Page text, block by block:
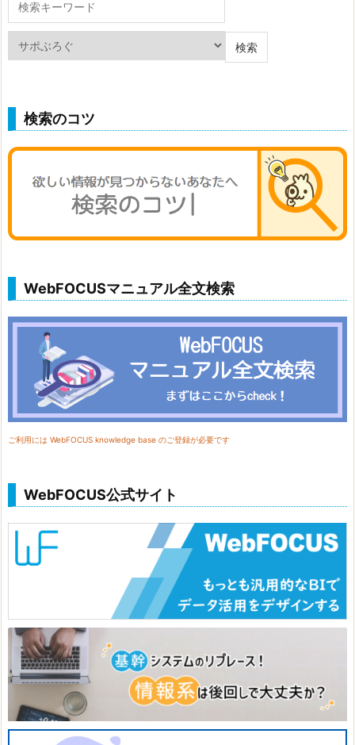
検索のコツ
WebFOCUSマニュアル全文検索
ご利用には WebFOCUS knowledge base のご登録が必要です
WebFOCUS公式サイト